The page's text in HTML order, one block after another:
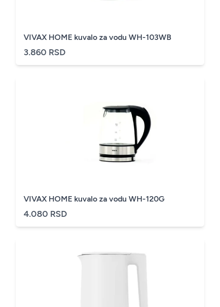
VIVAX HOME kuvalo za vodu WH-103WB
3.860 RSD
VIVAX HOME kuvalo za vodu WH-120G
4.080 RSD